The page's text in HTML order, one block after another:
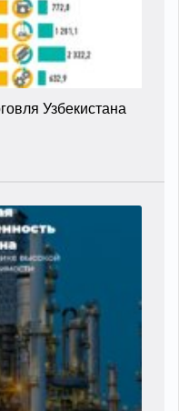
Узбекистана